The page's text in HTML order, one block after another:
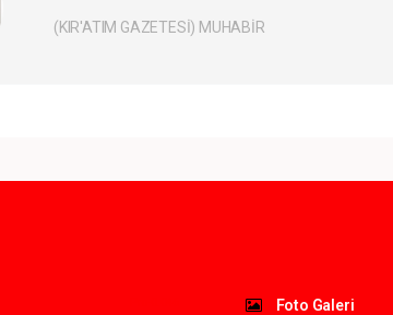
(KIR'ATIM GAZETESİ) MUHABİR
Foto Galeri